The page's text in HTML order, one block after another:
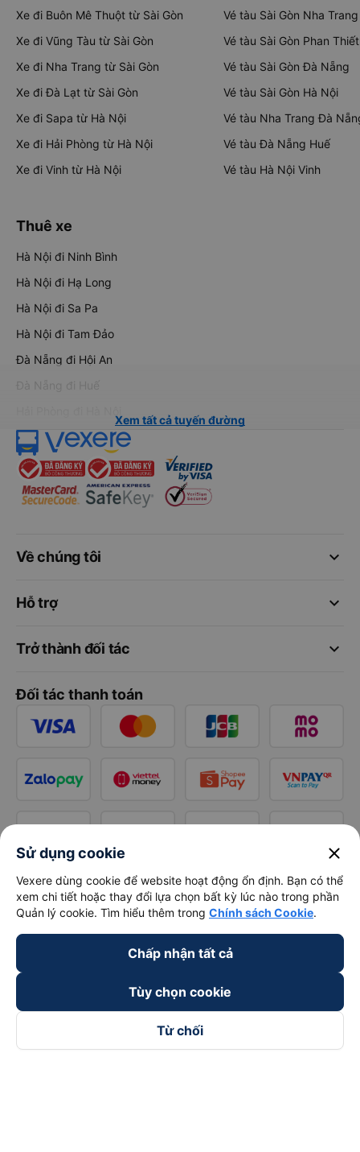
Xe đi Buôn Mê Thuột từ Sài Gòn
Xe đi Vũng Tàu từ Sài Gòn
Xe đi Nha Trang từ Sài Gòn
Xe đi Đà Lạt từ Sài Gòn
Xe đi Sapa từ Hà Nội
Xe đi Hải Phòng từ Hà Nội
Xe đi Vinh từ Hà Nội
Vé tàu Sài Gòn Nha Trang
Vé tàu Sài Gòn Phan Thiết
Vé tàu Sài Gòn Đà Nẵng
Vé tàu Sài Gòn Hà Nội
Vé tàu Nha Trang Đà
Vé tàu Đà Nẵng Huế
Vé tàu Hà Nội Vinh
Thuê xe
Hà Nội đi Ninh Bình
Hà Nội đi Hạ Long
Hà Nội đi Sa Pa
Hà Nội đi Tam Đảo
Đà Nẵng đi Hội An
Đà Nẵng đi Huế
Xem tất cả tuyến đường
keyboard_arrow_down
Về chúng tôi
keyboard_arrow_down
Hỗ trợ
keyboard_arrow_down
Trở thành đối tác
Đối tác thanh toán
Sử dụng cookie close
Vexere dùng cookie để website hoạt động ổn định. Bạn có thể
xem chi tiết hoặc thay đổi lựa chọn bất kỳ lúc nào trong phần
Quản lý cookie. Tìm hiểu thêm trong Chính sách Cookie.
Chấp nhận tất cả
Tùy chọn cookie
Từ chối